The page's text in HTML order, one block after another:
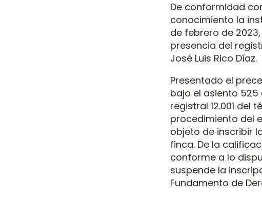
De conformidad
conocimiento la
de febrero de
presencia del
José Luis Rico Díaz.
Presentado el
bajo el asiento 525
registral 12.001 del
procedimiento del
objeto de inscribir
finca. De la
conforme a lo
suspende la
Fundamento de